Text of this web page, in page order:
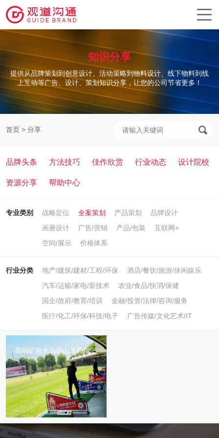
知识分享
提供从品牌策划到创意设计、活动策略到物料设计、线下物料到线
上互动等广告、设计、策划知识分享，让您的公司节省更多！
首页 > 分享
品牌头条 方法技巧 佳作欣赏 行业动态 设计院校
资源分享 帮助中心
专业类别 战略定位 全案策划 产品策划
品牌设计
画册设计
广告/营销 产品/包装
互联网+
空间/展示
价格体系
行业分类 地产/建筑/建材/工程/环保
酒店/餐饮/旅游/休闲娱乐
汽车/运输/家电/新技术
农业/食品/快消/保健
国企/政府/教育/培训
金融/投资/法律/咨询/服务
医疗/化工/环保/科技/电子
广告传媒/文化艺术/IT
高端矿泉水乌孙山泉高尔夫领域推广应用合集